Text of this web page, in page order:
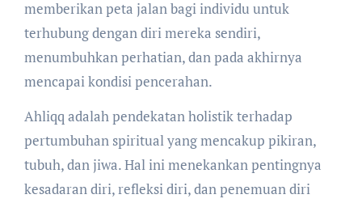
memberikan peta jalan bagi individu untuk
terhubung dengan diri mereka sendiri,
menumbuhkan perhatian, dan pada akhirnya
mencapai kondisi pencerahan.
Ahliqq adalah pendekatan holistik terhadap
pertumbuhan spiritual yang mencakup pikiran,
tubuh, dan jiwa. Hal ini menekankan pentingnya
kesadaran diri, refleksi diri, dan penemuan diri